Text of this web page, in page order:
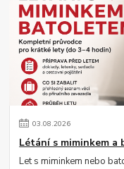
03.08.2026
Létání s miminkem a
Let s miminkem nebo